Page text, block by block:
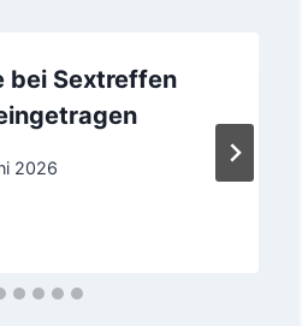
bei Sextreffen
2026